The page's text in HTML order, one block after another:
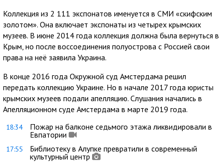
Коллекция из 2 111 экспонатов именуется в СМИ «скифским
золотом». Она включает экспонаты из четырех крымских
музеев. В июне 2014 года коллекция должна была вернуться в
Крым, но после воссоединения полуострова с Россией свои
права на неё заявила Украина.
В конце 2016 года Окружной суд Амстердама решил
передать коллекцию Украине. Но в начале 2017 года юристы
крымских музеев подали апелляцию. Слушания начались в
Апелляционном суде Амстердама в марте 2019 года.
18:34
Пожар на балконе седьмого этажа ликвидировали в
Евпатории
17:55
Библиотеку в Алупке превратили в современный
культурный центр